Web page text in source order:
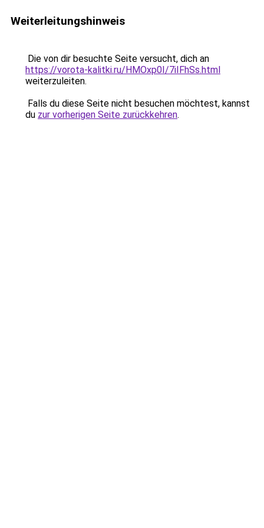
Weiterleitungshinweis
Die von dir besuchte Seite versucht, dich an
https://vorota-kalitki.ru/HMOxp0I/7iIFhSs.html
weiterzuleiten.
Falls du diese Seite nicht besuchen möchtest, kannst
du zur vorherigen Seite zurückkehren.